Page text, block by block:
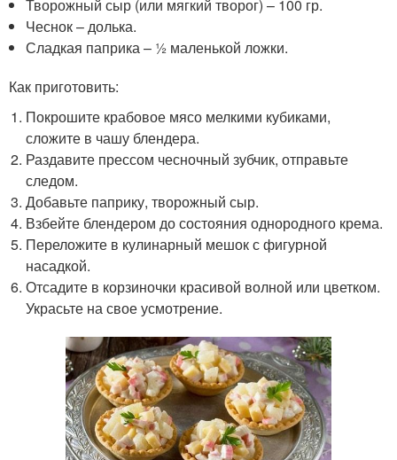
Творожный сыр (или мягкий творог) – 100 гр.
Чеснок – долька.
Сладкая паприка – ½ маленькой ложки.
Как приготовить:
Покрошите крабовое мясо мелкими кубиками,
сложите в чашу блендера.
Раздавите прессом чесночный зубчик, отправьте
следом.
Добавьте паприку, творожный сыр.
Взбейте блендером до состояния однородного крема.
Переложите в кулинарный мешок с фигурной
насадкой.
Отсадите в корзиночки красивой волной или цветком.
Украсьте на свое усмотрение.